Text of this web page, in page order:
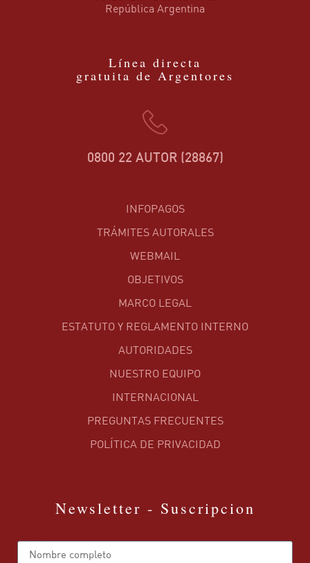
República Argentina
Línea directa
gratuita de Argentores
0800 22 AUTOR (28867)
INFOPAGOS
TRÁMITES AUTORALES
WEBMAIL
OBJETIVOS
MARCO LEGAL
ESTATUTO Y REGLAMENTO INTERNO
AUTORIDADES
NUESTRO EQUIPO
INTERNACIONAL
PREGUNTAS FRECUENTES
POLÍTICA DE PRIVACIDAD
Newsletter - Suscripcion